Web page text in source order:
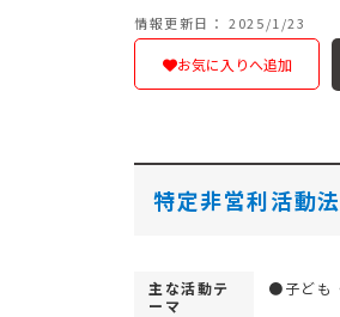
情報更新日： 2025/1/23
お気に入りへ追加
特定非営利活動
主な活動テ
ーマ
●子ども